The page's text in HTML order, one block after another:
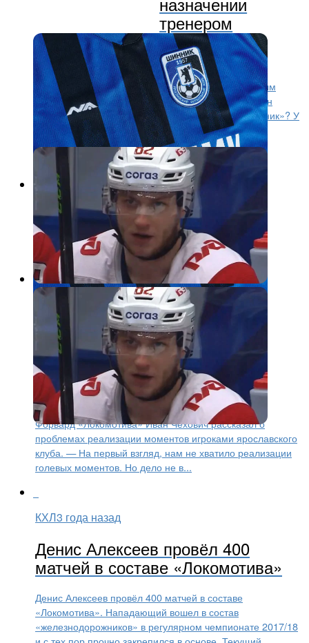
тренером
«Шинника»
В ряде телеграм-каналов появились сообщения о
возможном назначении Дмитрия Черышева главным
тренером ярославского «Шинника». Вопрос должен
решиться в течение недели. — Я возглавлю «Шинник»? У
меня...
3 года назад
Иван Чехович: Реализация и
мастерство- разные вещи
Форвард «Локомотива» Иван Чехович рассказал о
проблемах реализации моментов игроками ярославского
клуба. — На первый взгляд, нам не хватило реализации
голевых моментов. Но дело не в...
КХЛ3 года назад
Денис Алексеев провёл 400
матчей в составе «Локомотива»
Денис Алексеев провёл 400 матчей в составе
«Локомотива». Нападающий вошел в состав
«железнодорожников» в регулярном чемпионате 2017/18